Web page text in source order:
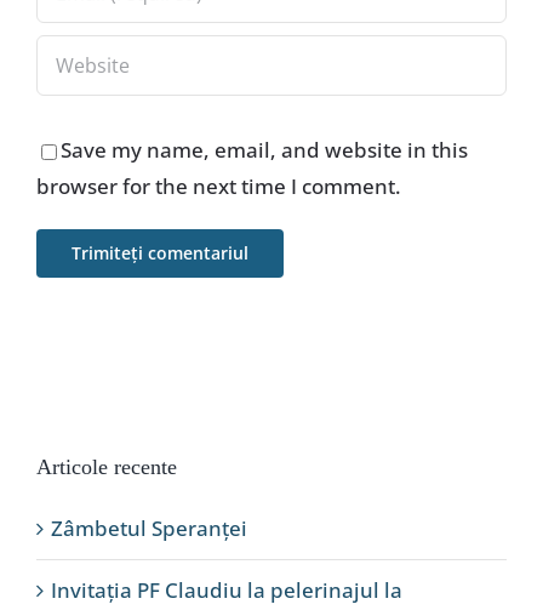
Save my name, email, and website in this
browser for the next time I comment.
Articole recente
Zâmbetul Speranței
Invitația PF Claudiu la pelerinajul la